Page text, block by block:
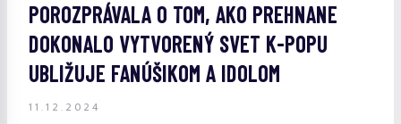
POROZPRÁVALA O TOM, AKO PREHNANE
DOKONALO VYTVORENÝ SVET K-POPU
UBLIŽUJE FANÚŠIKOM A IDOLOM
11.12.2024